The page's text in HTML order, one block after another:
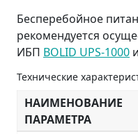
Бесперебойное
рекомендуется
ИБП BOLID UPS-1000
Технические
НАИМЕНОВАНИЕ
ПАРАМЕТРА